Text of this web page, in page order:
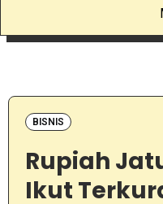
BISNIS
Rupiah
Ikut